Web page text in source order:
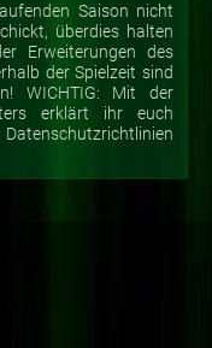
Saison nicht
überdies halten
Erweiterungen des
der Spielzeit sind
WICHTIG: Mit der
erklärt ihr euch